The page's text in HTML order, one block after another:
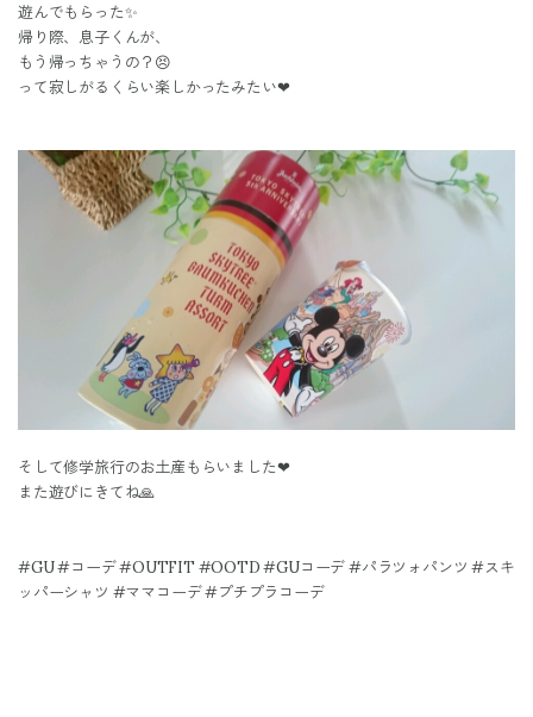
遊んでもらった✨
帰り際、息子くんが、
もう帰っちゃうの？😣
って寂しがるくらい楽しかったみたい❤
そして修学旅行のお土産もらいました❤
また遊びにきてね🙏
#GU #コーデ #OUTFIT #OOTD #GUコーデ #パラツォパンツ #スキ
ッパーシャツ #ママコーデ #プチプラコーデ